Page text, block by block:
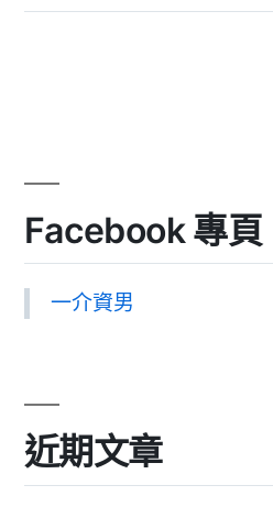
Facebook 專頁
一介資男
近期文章